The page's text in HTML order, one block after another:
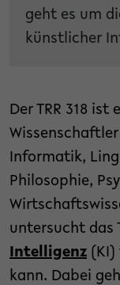
geht es um
künstlicher
Der TRR 318
Informatik,
Philosophie,
untersucht das
Intelligenz (KI)
kann. Dabei